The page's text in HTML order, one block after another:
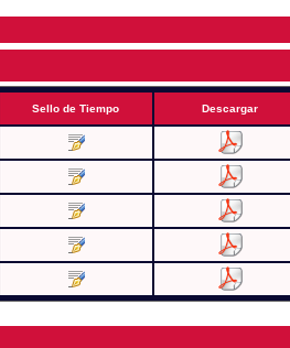
Sello de Tiempo Descargar